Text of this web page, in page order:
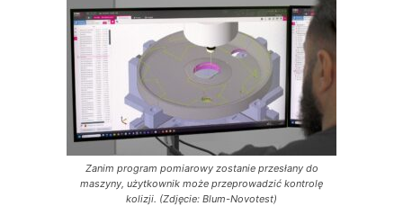
Zanim program pomiarowy zostanie przesłany do
maszyny, użytkownik może przeprowadzić kontrolę
kolizji. (Zdjęcie: Blum-Novotest)